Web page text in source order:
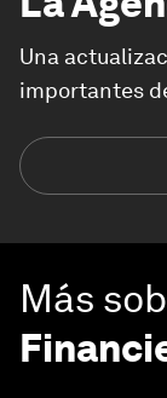
Una
importantes
Más